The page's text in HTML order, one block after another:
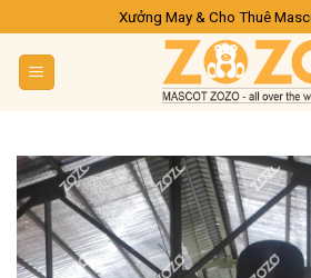
content
Xưởng May & Cho Thuê